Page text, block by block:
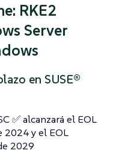
RKE2
Server
en SUSE®
✅ alcanzará el EOL
2024 y el EOL
2029